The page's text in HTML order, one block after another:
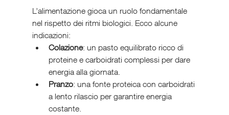
L’alimentazione gioca un ruolo fondamentale
nel rispetto dei ritmi biologici. Ecco alcune
indicazioni:
Colazione: un pasto equilibrato ricco di
proteine e carboidrati complessi per dare
energia alla giornata.
Pranzo: una fonte proteica con carboidrati
a lento rilascio per garantire energia
costante.